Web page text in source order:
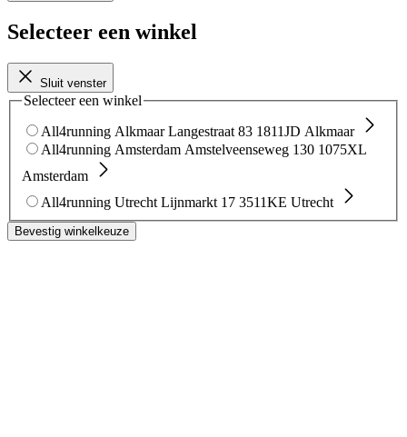
Selecteer een winkel
Sluit venster
Selecteer een winkel
All4running Alkmaar Langestraat 83 1811JD Alkmaar
All4running Amsterdam Amstelveenseweg 130 1075XL
Amsterdam
All4running Utrecht Lijnmarkt 17 3511KE Utrecht
Bevestig winkelkeuze